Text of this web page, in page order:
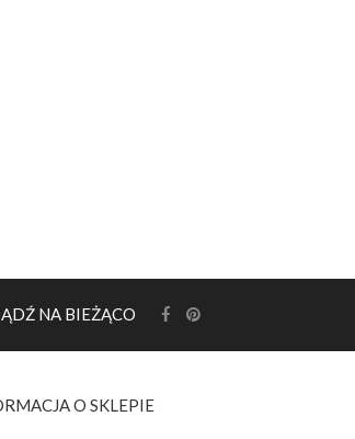
NA BIEŻĄCO
O SKLEPIE